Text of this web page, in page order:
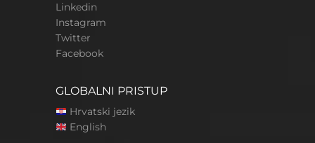
Linkedin
Instagram
Twitter
Facebook
GLOBALNI PRISTUP
Hrvatski jezik
English